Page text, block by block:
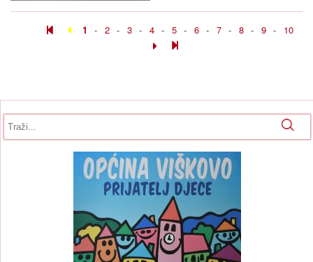
1 - 2 - 3 - 4 - 5 - 6 - 7 - 8 - 9 - 10
Obrazac pretrage